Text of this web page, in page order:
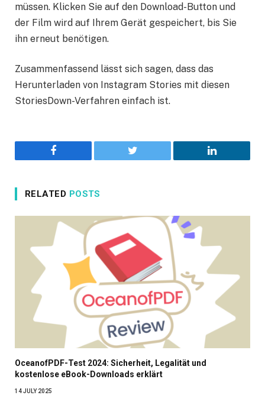
müssen. Klicken Sie auf den Download-Button und
der Film wird auf Ihrem Gerät gespeichert, bis Sie
ihn erneut benötigen.
Zusammenfassend lässt sich sagen, dass das
Herunterladen von Instagram Stories mit diesen
StoriesDown-Verfahren einfach ist.
Facebook Twitter LinkedIn
RELATED POSTS
OceanofPDF-Test 2024: Sicherheit, Legalität und
kostenlose eBook-Downloads erklärt
14 JULY 2025